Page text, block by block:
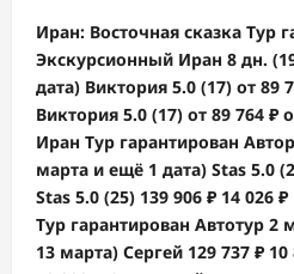
Иран: Восточная сказка Тур
Экскурсионный Иран 8 дн.
дата) Виктория 5.0 (17) от 89
Виктория 5.0 (17) от 89 764 ₽
Иран Тур гарантирован
марта и ещё 1 дата) Stas 5.0
Stas 5.0 (25) 139 906 ₽ 14 026 ₽
Тур гарантирован Автотур 2
13 марта) Сергей 129 737 ₽ 10